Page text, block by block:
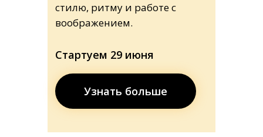
стилю, ритму и работе с
воображением.
Стартуем 29 июня
Узнать больше